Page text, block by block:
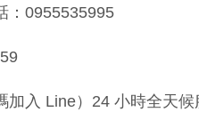
：0955535995
加入 Line）24 小時全天候